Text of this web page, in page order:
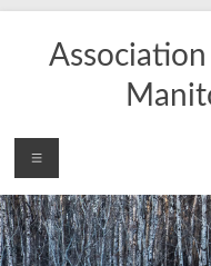
contenuAssociation
Menu